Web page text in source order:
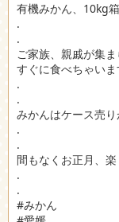
有機みかん、10kg
.
.
ご家族、親戚が集
すぐに食べちゃい
.
.
みかんはケース売
.
.
間もなくお正月、
.
.
#みかん